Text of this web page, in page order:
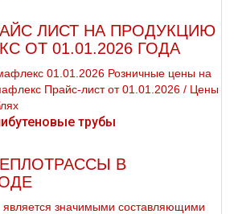
ЛИСТ НА ПРОДУКЦИЮ
ОТ 01.01.2026 ГОДА
01.01.2026 Розничные цены на
Прайс-лист от 01.01.2026 / Цены
В
значимыми составляющими